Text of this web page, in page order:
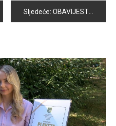
Sljedeće: OBAVIJEST U VEZI POTPISIVANJA UGOVORA O STIPENDIRANJU UČENIKA I STUDENATA U ŠKOLSKOJ/AKADEMSKOJ 2025/2026. GODINI